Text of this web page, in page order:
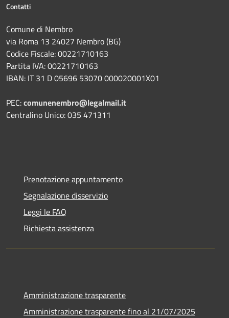
Contatti
Comune di Nembro
via Roma 13 24027 Nembro (BG)
Codice Fiscale: 00221710163
Partita IVA: 00221710163
IBAN: IT 31 D 05696 53070 000020001X01
PEC:comunenembro@legalmail.it
Centralino Unico: 035 471311
Prenotazione appuntamento
Segnalazione disservizio
Leggi le FAQ
Richiesta assistenza
Amministrazione trasparente
Amministrazione trasparente fino al 21/07/2025